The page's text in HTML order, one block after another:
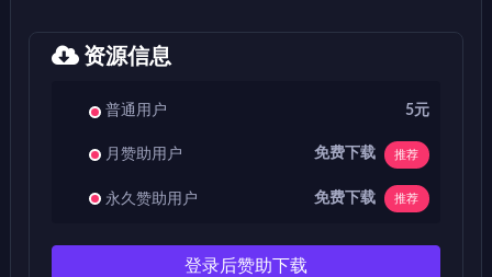
资源信息
普通用户 5元
月赞助用户 免费下载 推荐
永久赞助用户 免费下载 推荐
登录后赞助下载